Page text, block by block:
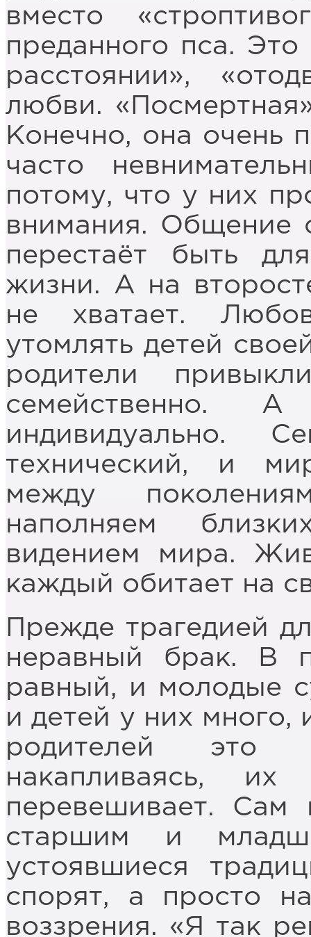
вместо
преданного пса.
расстоянии»,
любви.
Конечно, она очень
часто
потому, что у них
внимания. Общение
перестаёт быть
жизни. А на
не хватает.
утомлять детей
родители
семейственно.
индивидуально.
технический, и
между
наполняем
видением мира.
каждый обитает на
Прежде трагедией
неравный брак. В
равный, и молодые
и детей у них много,
родителей это
накапливаясь, их
перевешивает.
старшим и
устоявшиеся
спорят, а просто
воззрения. «Я так